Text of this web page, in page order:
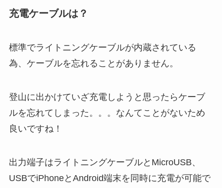
充電ケーブルは？
標準でライトニングケーブルが内蔵されている
為、ケーブルを忘れることがありません。
登山に出かけていざ充電しようと思ったらケーブ
ルを忘れてしまった。。。なんてことがないため
良いですね！
出力端子はライトニングケーブルとMicroUSB、
USBでiPhoneとAndroid端末を同時に充電が可能で